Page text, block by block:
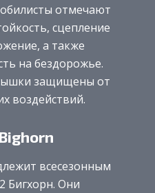
отмечают
сцепление
а также
на бездорожье.
защищены от
воздействий.
всесезонным
Бигхорн. Они